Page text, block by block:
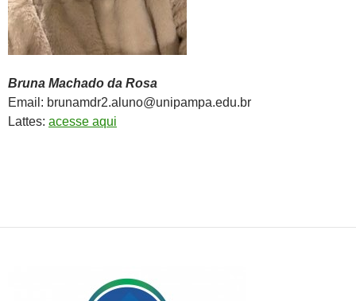
Bruna Machado da Rosa
Email: brunamdr2.aluno@unipampa.edu.br
Lattes: acesse aqui